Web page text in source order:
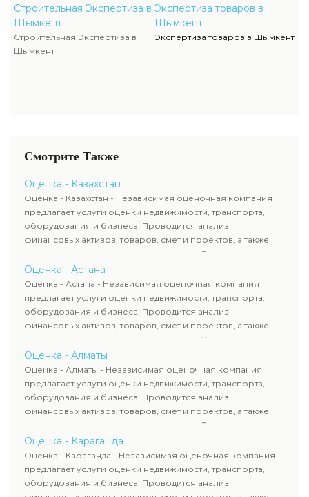
Строительная Экспертиза в
Шымкент
Строительная Экспертиза в
Шымкент
Экспертиза товаров в
Шымкент
Экспертиза товаров в Шымкент
Смотрите Также
Оценка - Казахстан
Оценка - Казахстан - Независимая оценочная компания
предлагает услуги оценки недвижимости, транспорта,
оборудования и бизнеса. Проводится анализ
финансовых активов, товаров, смет и проектов, а также
оценка животных и недропользования. Эксперты
определяют рыночную стоимость имущества и
рассчитывают ущерб. Все отчеты соответствуют
требованиям законодательства и используются для
сделок, кредитования и судебных процессов.
Оценка - Астана
Оценка - Астана - Независимая оценочная компания
предлагает услуги оценки недвижимости, транспорта,
оборудования и бизнеса. Проводится анализ
финансовых активов, товаров, смет и проектов, а также
оценка животных и недропользования. Эксперты
определяют рыночную стоимость имущества и
рассчитывают ущерб. Все отчеты соответствуют
требованиям законодательства и используются для
сделок, кредитования и судебных процессов.
Оценка - Алматы
Оценка - Алматы - Независимая оценочная компания
предлагает услуги оценки недвижимости, транспорта,
оборудования и бизнеса. Проводится анализ
финансовых активов, товаров, смет и проектов, а также
оценка животных и недропользования. Эксперты
определяют рыночную стоимость имущества и
рассчитывают ущерб. Все отчеты соответствуют
требованиям законодательства и используются для
сделок, кредитования и судебных процессов.
Оценка - Караганда
Оценка - Караганда - Независимая оценочная компания
предлагает услуги оценки недвижимости, транспорта,
оборудования и бизнеса. Проводится анализ